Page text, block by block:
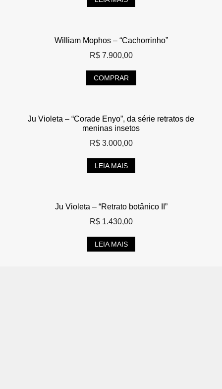
William Mophos – “Cachorrinho”
R$7.900,00
COMPRAR
Ju Violeta – “Corade Enyo”, da série retratos de
meninas insetos
R$3.000,00
LEIA MAIS
Ju Violeta – “Retrato botânico II”
R$1.430,00
LEIA MAIS